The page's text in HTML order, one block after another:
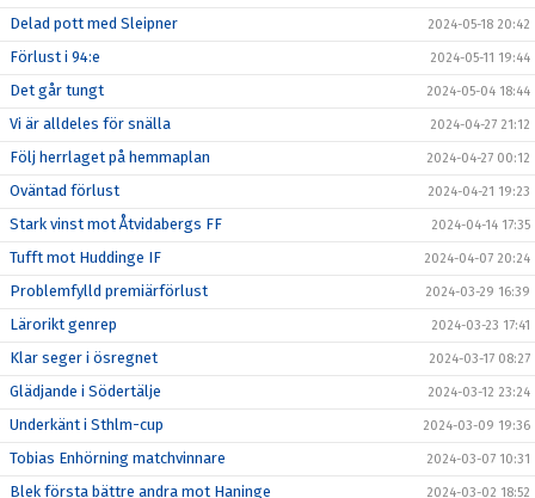
Delad pott med Sleipner 2024-05-18 20:42
Förlust i 94:e 2024-05-11 19:44
Det går tungt 2024-05-04 18:44
Vi är alldeles för snälla 2024-04-27 21:12
Följ herrlaget på hemmaplan 2024-04-27 00:12
Oväntad förlust 2024-04-21 19:23
Stark vinst mot Åtvidabergs FF 2024-04-14 17:35
Tufft mot Huddinge IF 2024-04-07 20:24
Problemfylld premiärförlust 2024-03-29 16:39
Lärorikt genrep 2024-03-23 17:41
Klar seger i ösregnet 2024-03-17 08:27
Glädjande i Södertälje 2024-03-12 23:24
Underkänt i Sthlm-cup 2024-03-09 19:36
Tobias Enhörning matchvinnare 2024-03-07 10:31
Blek första bättre andra mot Haninge 2024-03-02 18:52